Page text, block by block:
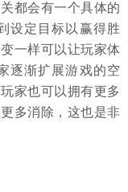
都会有一个具体的
设定目标以赢得胜
一样可以让玩家体
逐渐扩展游戏的空
家也可以拥有更多
多消除，这也是非